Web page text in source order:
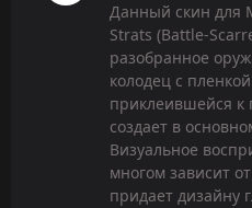
Данный скин для
Strats (Battle-
разобранное
колодец с
приклеившейся к
создает в
Визуальное
многом зависит
придает дизайну